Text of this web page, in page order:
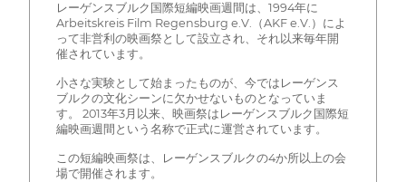
レーゲンスブルク国際短編映画週間は、1994年に
Arbeitskreis Film Regensburg e.V.（AKF e.V.）によ
って非営利の映画祭として設立され、それ以来毎年開
催されています。
小さな実験として始まったものが、今ではレーゲンス
ブルクの文化シーンに欠かせないものとなっていま
す。 2013年3月以来、映画祭はレーゲンスブルク国際短
編映画週間という名称で正式に運営されています。
この短編映画祭は、レーゲンスブルクの4か所以上の会
場で開催されます。